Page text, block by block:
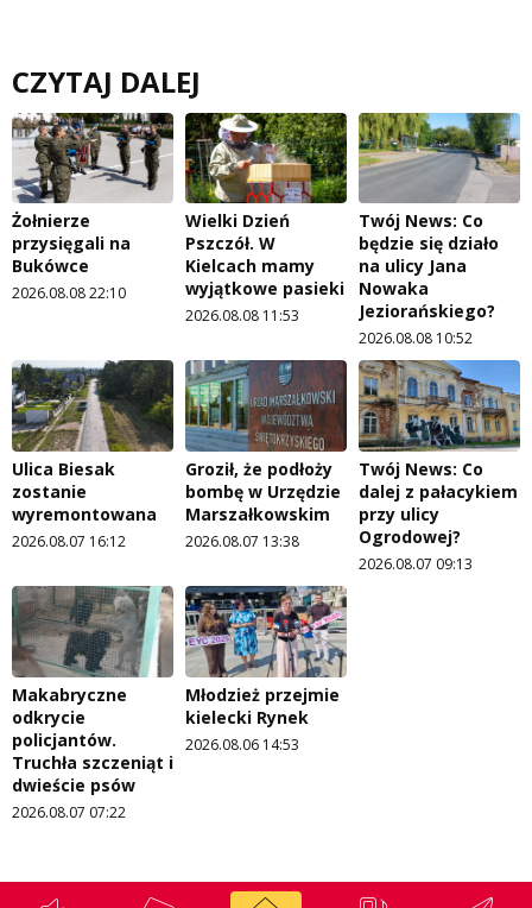
CZYTAJ DALEJ
Żołnierze
przysięgali na
Bukówce
2026.08.08 22:10
Wielki Dzień
Pszczół. W
Kielcach mamy
wyjątkowe pasieki
2026.08.08 11:53
Twój News: Co
będzie się działo
na ulicy Jana
Nowaka
Jeziorańskiego?
2026.08.08 10:52
Ulica Biesak
zostanie
wyremontowana
2026.08.07 16:12
Groził, że podłoży
bombę w Urzędzie
Marszałkowskim
2026.08.07 13:38
Twój News: Co
dalej z pałacykiem
przy ulicy
Ogrodowej?
2026.08.07 09:13
Makabryczne
odkrycie
policjantów.
Truchła szczeniąt i
dwieście psów
2026.08.07 07:22
Młodzież przejmie
kielecki Rynek
2026.08.06 14:53